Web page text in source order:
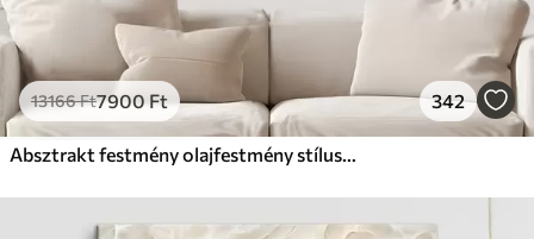
13166Ft7900Ft 342
Absztrakt festmény olajfestmény stílusban